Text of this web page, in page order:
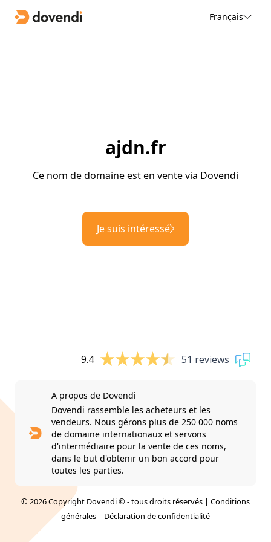
Français
ajdn.fr
Ce nom de domaine est en vente via Dovendi
Je suis intéressé
9.4 51 reviews
A propos de Dovendi
Dovendi rassemble les acheteurs et les
vendeurs. Nous gérons plus de 250 000 noms
de domaine internationaux et servons
d'intermédiaire pour la vente de ces noms,
dans le but d'obtenir un bon accord pour
toutes les parties.
© 2026 Copyright Dovendi © - tous droits réservés | Conditions
générales | Déclaration de confidentialité